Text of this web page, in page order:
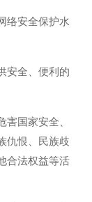
络安全保护水
安全、便利的
国家安全、
仇恨、民族歧
合法权益等活